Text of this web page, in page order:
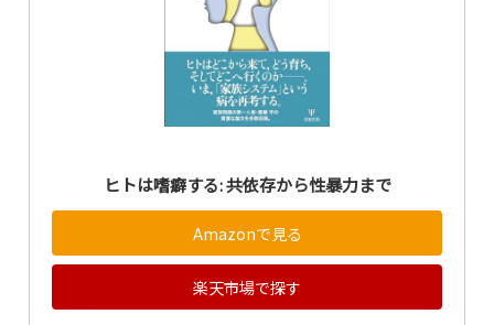
ヒトは嗜癖する: 共依存から性暴力まで
Amazonで見る
楽天市場で探す